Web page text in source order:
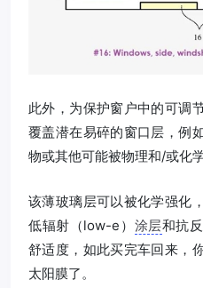
此外，为保护窗户中的可调
覆盖潜在易碎的窗口层，例
物或其他可能被物理和/或化
该薄玻璃层可以被化学强化
低辐射（low-e） 涂层和抗
舒适度，如此买完车回来，
太阳膜了。